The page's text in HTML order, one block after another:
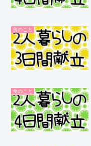
食のこと
食のこと